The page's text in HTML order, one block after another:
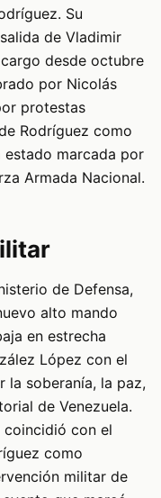
Su
de Vladimir
desde octubre
por Nicolás
protestas
Rodríguez como
estado marcada por
Armada Nacional.
de Defensa,
alto mando
en estrecha
López con el
la soberanía, la paz,
de Venezuela.
coincidió con el
como
militar de